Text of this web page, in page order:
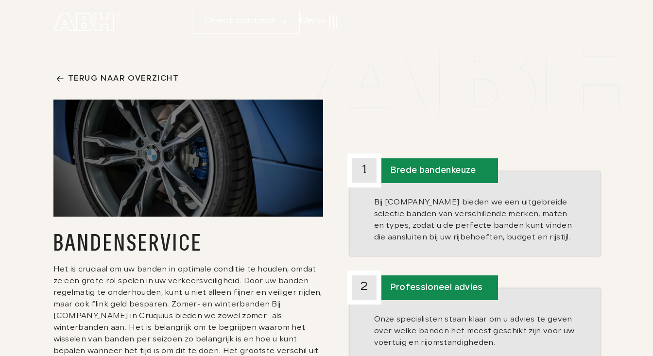
01
Home
02
Aanbod
03 Diensten
Werkplaats
Over ons
06 Verkocht
07
Contact
ADRES
2142 LB, Cruquius
OPENINGSTIJDEN
TERUG NAAR OVERZICHT
BANDENSERVICE
Het is cruciaal om uw banden in optimale conditie te houden, omdat
ze een grote rol spelen in uw verkeersveiligheid. Door uw banden
regelmatig te onderhouden, kunt u niet alleen fijner en veiliger rijden,
maar ook flink geld besparen. Zomer- en winterbanden Bij
[COMPANY_NAME] in Cruquius bieden we zowel zomer- als
winterbanden aan. Het is belangrijk om te begrijpen waarom het
wisselen van banden per seizoen zo belangrijk is en hoe u kunt
bepalen wanneer het tijd is om dit te doen. Het grootste verschil uit
1 Brede bandenkeuze
Bij [COMPANY_NAME] bieden we een uitgebreide
selectie banden van verschillende merken, maten
en types, zodat u de perfecte banden kunt vinden
die aansluiten bij uw rijbehoeften, budget en rijstijl.
2 Professioneel advies
Onze specialisten staan klaar om u advies te geven
over welke banden het meest geschikt zijn voor uw
voertuig en rijomstandigheden.